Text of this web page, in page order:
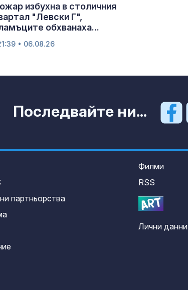
избухна в столичния
"Левски Г",
обхванаха...
• 06.08.26
Последвайте ни...
партньорства
Филми
RSS
Лични данни